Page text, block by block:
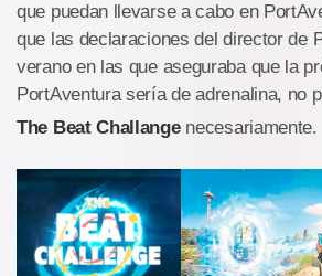
que puedan llevarse a cabo en
que las declaraciones del director de
verano en las que aseguraba que la
PortAventura sería de adrenalina, no
The Beat Challangenecesariamente.